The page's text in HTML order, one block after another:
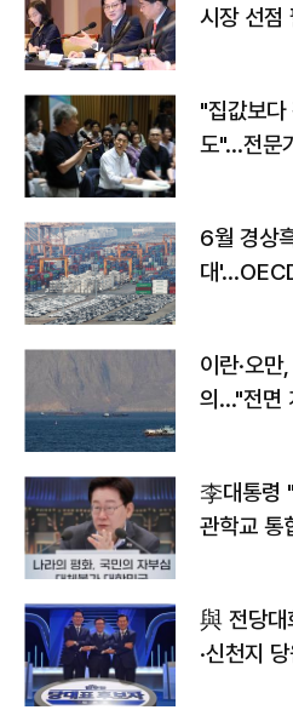
시장 선
"집값보다
도"…전문
6월 경상
대
이란·오
의…"전면
李대통령
관학교 통
與 전당
·신천지